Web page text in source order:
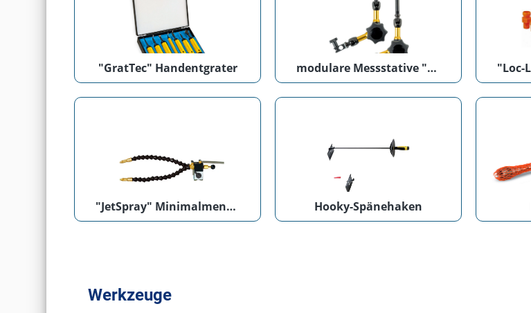
"GratTec" Handentgrater modulare Messstative "HoldTec"
Hooky-Spänehaken
"JetSpray" Minimalmengenschmiersystem
Werkzeuge